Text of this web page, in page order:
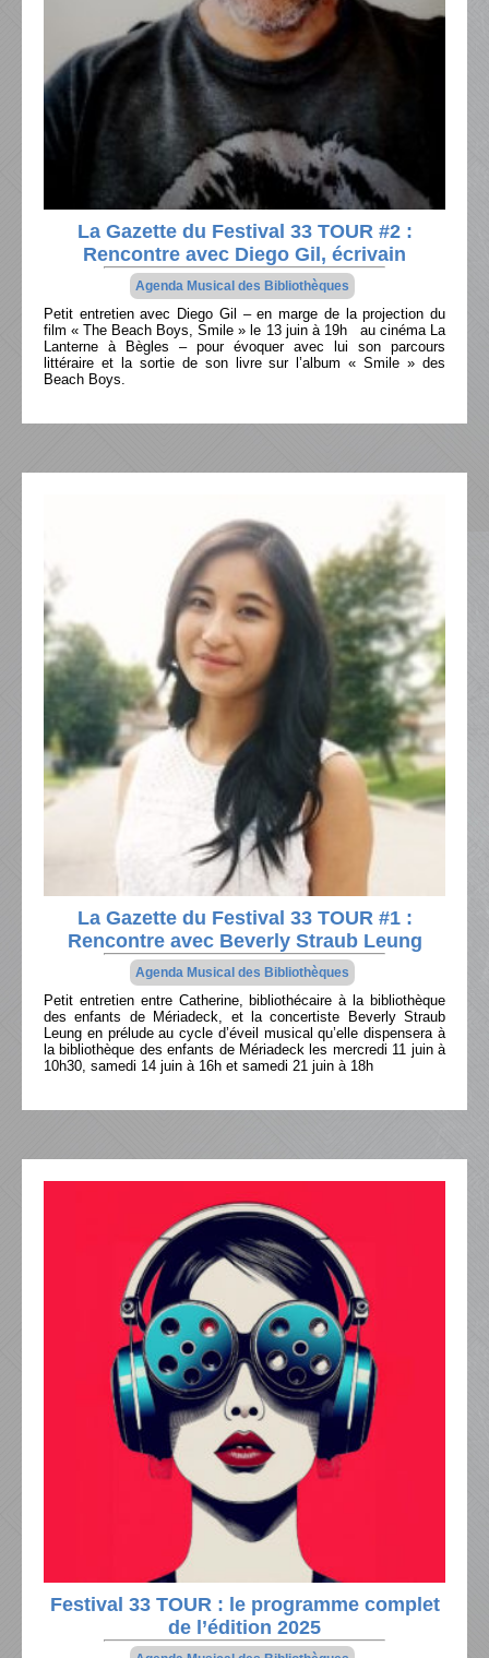
La Gazette du Festival 33 TOUR #2 :
Rencontre avec Diego Gil, écrivain
Agenda Musical des Bibliothèques
Petit entretien avec Diego Gil – en marge de la projection du
film « The Beach Boys, Smile » le 13 juin à 19h au cinéma La
Lanterne à Bègles – pour évoquer avec lui son parcours
littéraire et la sortie de son livre sur l’album « Smile » des
Beach Boys.
La Gazette du Festival 33 TOUR #1 :
Rencontre avec Beverly Straub Leung
Agenda Musical des Bibliothèques
Petit entretien entre Catherine, bibliothécaire à la bibliothèque
des enfants de Mériadeck, et la concertiste Beverly Straub
Leung en prélude au cycle d’éveil musical qu’elle dispensera à
la bibliothèque des enfants de Mériadeck les mercredi 11 juin à
10h30, samedi 14 juin à 16h et samedi 21 juin à 18h
Festival 33 TOUR : le programme complet
de l’édition 2025